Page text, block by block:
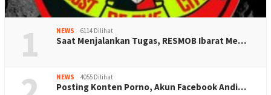
1 NEWS 6114 Dilihat
Saat Menjalankan Tugas, RESMOB Ibarat Me…
NEWS 4055 Dilihat
Posting Konten Porno, Akun Facebook Andi…